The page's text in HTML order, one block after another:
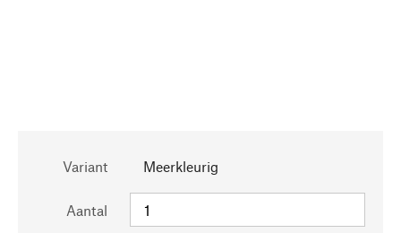
Variant Meerkleurig
Aantal